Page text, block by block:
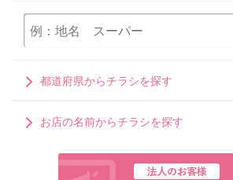
都道府県からチラシを探す
お店の名前からチラシを探す